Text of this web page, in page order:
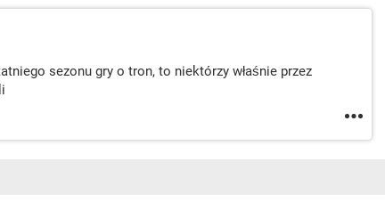
sezonu gry o tron, to niektórzy właśnie przez